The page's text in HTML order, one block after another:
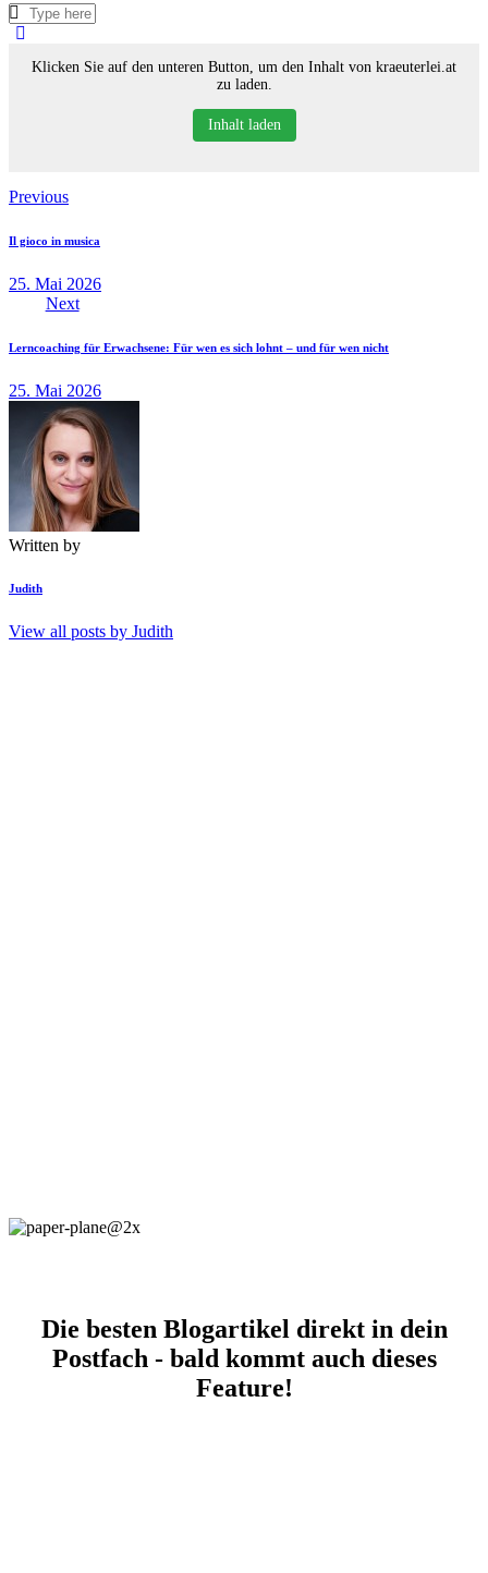
Klicken Sie auf den unteren Button, um den Inhalt von kraeuterlei.at
zu laden.
Inhalt laden
Beitragsnavigation
Previous
Il gioco in musica
25. Mai 2026
Next
Lerncoaching für Erwachsene: Für wen es sich lohnt – und für wen nicht
25. Mai 2026
Written by
Judith
View all posts by Judith
Die besten Blogartikel direkt in dein
Postfach - bald kommt auch dieses
Feature!